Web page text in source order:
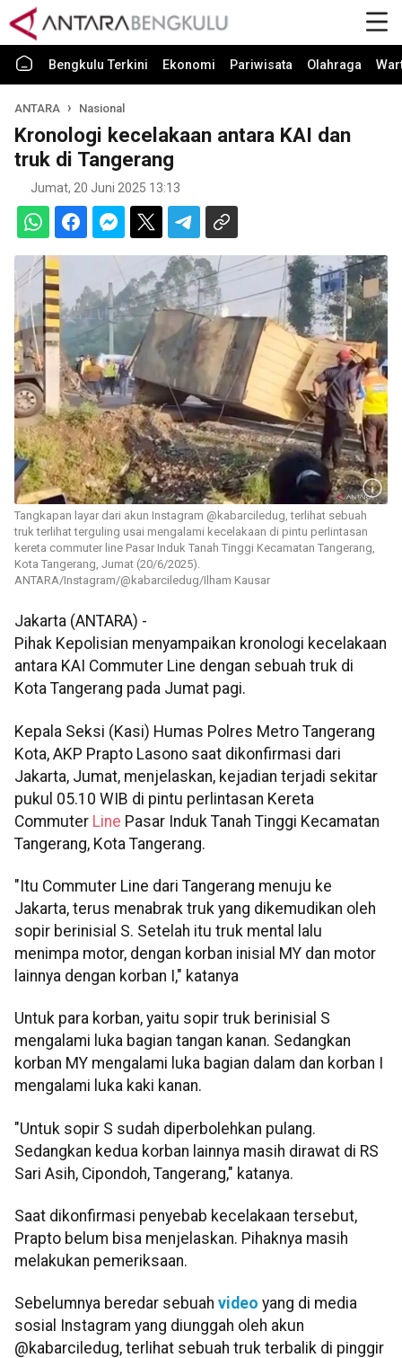
Bengkulu Terkini Ekonomi Pariwisata Olahraga
ANTARA Nasional
Kronologi kecelakaan antara KAI dan
truk di Tangerang
Jumat, 20 Juni 2025 13:13
Tangkapan layar dari akun Instagram @kabarciledug, terlihat sebuah
truk terlihat terguling usai mengalami kecelakaan di pintu perlintasan
kereta commuter line Pasar Induk Tanah Tinggi Kecamatan Tangerang,
Kota Tangerang, Jumat (20/6/2025).
ANTARA/Instagram/@kabarciledug/Ilham Kausar
Jakarta (ANTARA) -
Pihak Kepolisian menyampaikan kronologi kecelakaan
antara KAI Commuter Line dengan sebuah truk di
Kota Tangerang pada Jumat pagi.
Kepala Seksi (Kasi) Humas Polres Metro Tangerang
Kota, AKP Prapto Lasono saat dikonfirmasi dari
Jakarta, Jumat, menjelaskan, kejadian terjadi sekitar
pukul 05.10 WIB di pintu perlintasan Kereta
Commuter Line Pasar Induk Tanah Tinggi Kecamatan
Tangerang, Kota Tangerang.
"Itu Commuter Line dari Tangerang menuju ke
Jakarta, terus menabrak truk yang dikemudikan oleh
sopir berinisial S. Setelah itu truk mental lalu
menimpa motor, dengan korban inisial MY dan motor
lainnya dengan korban I," katanya
Untuk para korban, yaitu sopir truk berinisial S
mengalami luka bagian tangan kanan. Sedangkan
korban MY mengalami luka bagian dalam dan korban I
mengalami luka kaki kanan.
"Untuk sopir S sudah diperbolehkan pulang.
Sedangkan kedua korban lainnya masih dirawat di RS
Sari Asih, Cipondoh, Tangerang," katanya.
Saat dikonfirmasi penyebab kecelakaan tersebut,
Prapto belum bisa menjelaskan. Pihaknya masih
melakukan pemeriksaan.
Sebelumnya beredar sebuah video yang di media
sosial Instagram yang diunggah oleh akun
@kabarciledug, terlihat sebuah truk terbalik di pinggir